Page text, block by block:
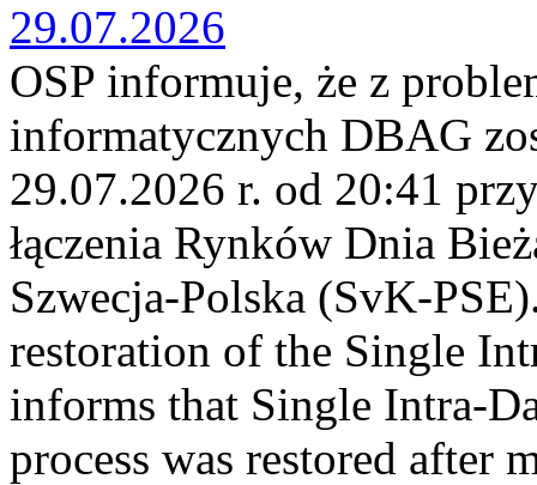
29.07.2026
OSP informuje, że z
informatycznych DBAG
29.07.2026 r. od 20:41
łączenia Rynków Dnia
Szwecja-Polska (SvK-
restoration of the Single
informs that Single Intra-
process was restored after